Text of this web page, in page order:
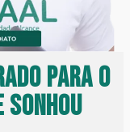
para o